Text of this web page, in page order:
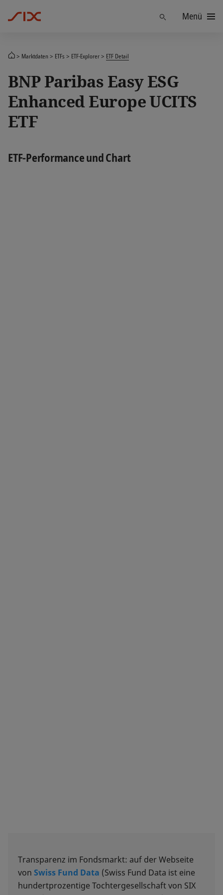
FindenMenü
Marktdaten ETFs ETF-Explorer ETF Detail
BNP Paribas Easy ESG
Enhanced Europe UCITS
ETF
ETF-Performance und Chart
Transparenz im Fondsmarkt: auf der Webseite
von Swiss Fund Data (Swiss Fund Data ist eine
hundertprozentige Tochtergesellschaft von SIX